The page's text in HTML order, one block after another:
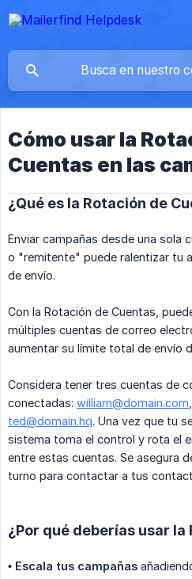
Cómo usar la
Cuentas en las
¿Qué es la Rotación de
Enviar campañas desde una sola
o "remitente" puede ralentizar tu
de envío.
Con la Rotación de Cuentas,
múltiples cuentas de correo
aumentar su límite total de envío
Considera tener tres cuentas de
conectadas: william@domain.com
ted@domain.hq. Una vez que tu
sistema toma el control y rota el
entre estas cuentas. Se asegura
turno para contactar a tus
¿Por qué deberías usar la
• Escala tus campañas